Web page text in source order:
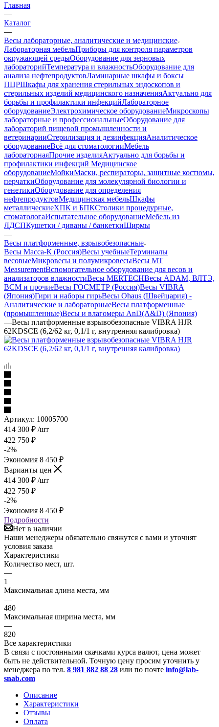
Главная
—
Каталог
—
Весы лабораторные, аналитические и медицинские
Лабораторная мебельПриборы для контроля параметров
окружающей средыОборудование для зерновых
лабораторийТемпература и влажностьОборудование для
анализа нефтепродуктовЛаминарные шкафы и боксы
ПЦРШкафы для хранения стерильных эндоскопов и
стерильных изделий медицинского назначенияАктуально для
борьбы и профилактики инфекцийЛабораторное
оборудованиеЭлектрохимическое оборудованиеМикроскопы
лабораторные и профессиональныеОборудование для
лабораторий пищевой промышленности и
ветеринарииСтерилизация и дезинфекцияАналитическое
оборудованиеВсё для стоматологииМебель
лабораторнаяПрочие изделияАктуально для борьбы и
профилактики инфекций Медицинское
оборудованиеМойкиМаски, респираторы, защитные костюмы,
перчаткиОборудование для молекулярной биологии и
генетикиОборудование для определения
нефтепродуктовМедицинская мебельШкафы
металлическиеХПК и БПКСтолики процедурные,
стоматологаИспытательное оборудованиеМебель из
ЛДСПКушетки / диваны / банкеткиШирмы
—
Весы платформенные, взрывобезопасные
Весы Масса-К (Россия)Весы учебныеТерминалы
весовыеМикровесы и полумикровесыВесы MT
MeasurementВспомогательное оборудование для весов и
анализаторов влажностиВесы MERTECHВесы ADAM, ВЛТЭ,
BCM и прочиеВесы ГОСМЕТР (Россия)Весы VIBRA
(Япония)Гири и наборы гирьВесы Ohaus (Швейцария) -
Аналитические и лабораторныеВесы платформенные
(промышленные)Весы и влагомеры AnD(A&D) (Япония)
—Весы платформенные взрывобезопасные VIBRA HJR
62KDSCE (6,2/62 кг, 0,1/1 г, внутренняя калибровка)
Артикул: 10005700
414 300 ₽ /шт
422 750 ₽
-2%
Экономия 8 450 ₽
Варианты цен
414 300 ₽ /шт
422 750 ₽
-2%
Экономия 8 450 ₽
Подробности
Нет в наличии
Наши менеджеры обязательно свяжутся с вами и уточнят
условия заказа
Характеристики
Количество мест, шт.
—
1
Максимальная длина места, мм
—
480
Максимальная ширина места, мм
—
820
Все характеристики
В связи с постоянными скачками курса валют, цена может
быть не действительной. Точную цену просим уточнить у
менеджера по тел. 8 981 882 88 28 или по почте info@lab-
snab.com
Описание
Характеристики
Отзывы
Оплата